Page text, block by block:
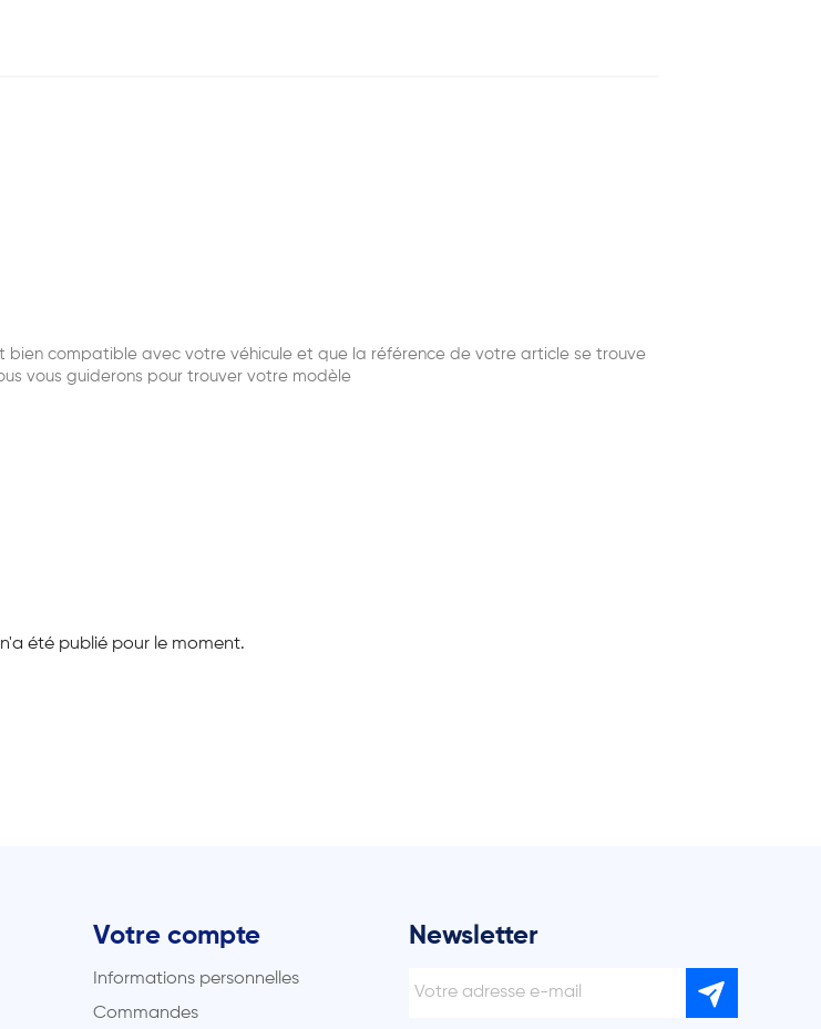
compatible avec votre véhicule et que la référence de votre article se trouve
vous guiderons pour trouver votre modèle
été publié pour le moment.
Votre compte
Informations personnelles
Commandes
Newsletter